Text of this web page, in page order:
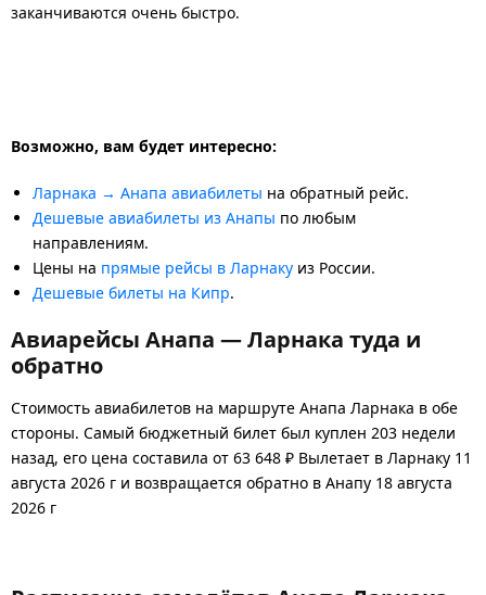
заканчиваются очень быстро.
Возможно, вам будет интересно:
Ларнака → Анапа авиабилеты на обратный рейс.
Дешевые авиабилеты из Анапы по любым
направлениям.
Цены на прямые рейсы в Ларнаку из России.
Дешевые билеты на Кипр.
Авиарейсы Анапа — Ларнака туда и
обратно
Стоимость авиабилетов на маршруте Анапа Ларнака в обе
стороны. Самый бюджетный билет был куплен 203 недели
назад, его цена составила от 63 648 ₽ Вылетает в Ларнаку 11
августа 2026 г и возвращается обратно в Анапу 18 августа
2026 г